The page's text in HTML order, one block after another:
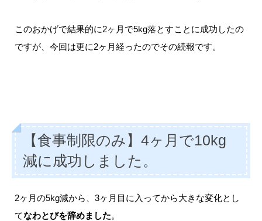
このおかげで結果的に2ヶ月で5kg落とすことに成功したの
ですが、今回は更に2ヶ月経ったのでその続報です。
【食事制限のみ】4ヶ月で10kg
減に成功しました。
2ヶ月の5kg減から、3ヶ月目に入ってから大きな変化とし
てなわとびを辞めました。